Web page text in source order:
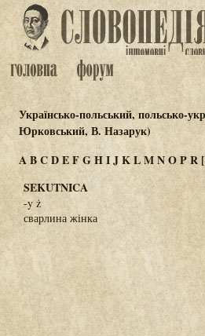
Українсько-польський, польсько-
Юрковський, В. Назарук)
ABCDEFGHIJKLMNOPR
SEKUTNICA
-y ż
сварлина жінка